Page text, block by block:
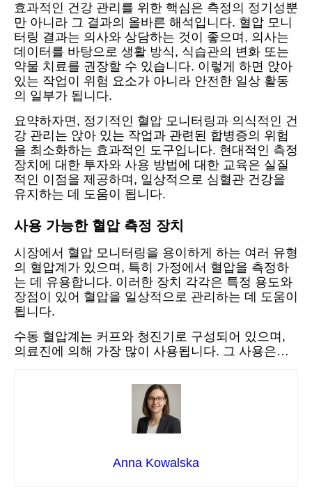
효과적인 건강 관리를 위한 핵심은 측정의 정기성뿐
만 아니라 그 결과의 올바른 해석입니다. 혈압 모니
터링 결과는 의사와 상담하는 것이 좋으며, 의사는
데이터를 바탕으로 생활 방식, 식습관의 변화 또는
약물 치료를 권장할 수 있습니다. 이렇게 하면 앉아
있는 작업이 위험 요소가 아니라 안전한 일상 활동
의 일부가 됩니다.
요약하자면, 정기적인 혈압 모니터링과 의식적인 건
강 관리는 앉아 있는 작업과 관련된 합병증의 위험
을 최소화하는 효과적인 도구입니다. 현대적인 측정
장치에 대한 투자와 사용 방법에 대한 교육은 실질
적인 이점을 제공하며, 일상적으로 심혈관 건강을
유지하는 데 도움이 됩니다.
사용 가능한 혈압 측정 장치
시장에서 혈압 모니터링을 용이하게 하는 여러 유형
의 혈압계가 있으며, 특히 가정에서 혈압을 측정하
는 데 유용합니다. 이러한 장치 각각은 특정 용도와
장점이 있어 혈압을 일상적으로 관리하는 데 도움이
됩니다.
수동 혈압계는 커프와 청진기로 구성되어 있으며,
의료진에 의해 가장 많이 사용됩니다. 그 사용은…
Anna Kowalska